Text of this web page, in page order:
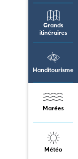
Grands
itinéraires
Handitourisme
Marées
Météo